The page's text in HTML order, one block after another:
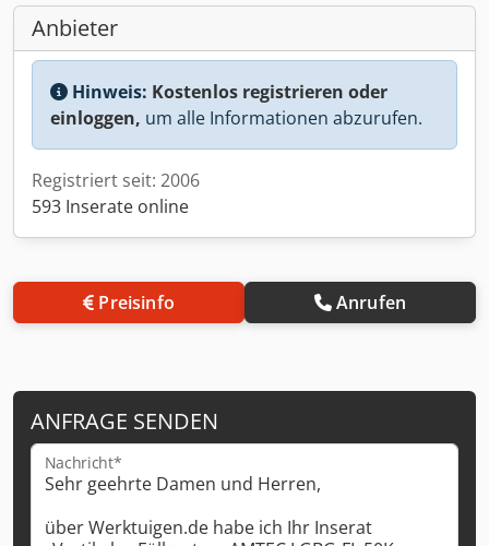
Anbieter
Hinweis: Kostenlos registrieren oder
einloggen, um alle Informationen abzurufen.
Registriert seit: 2006
593 Inserate online
Preisinfo Anrufen
ANFRAGE SENDEN
Nachricht*